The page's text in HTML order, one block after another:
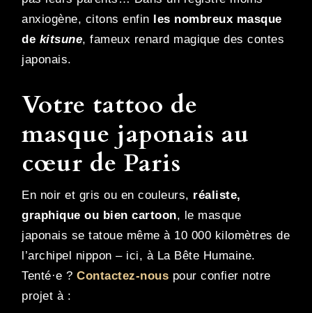
anxiogène, citons enfin
les nombreux masque
de kitsune, fameux renard magique des contes
japonais.
Votre tattoo de
masque japonais au
cœur de Paris
En noir et gris ou en couleurs, réaliste,
graphique ou bien cartoon, le masque
japonais se tatoue même à 10 000 kilomètres de
l’archipel nippon – ici, à La Bête Humaine.
Tenté·e ? Contactez-nous pour confier notre
projet à :